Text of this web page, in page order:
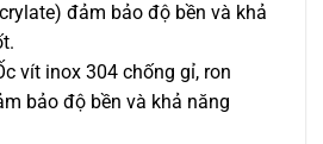
đảm bảo độ bền và khả
vít inox 304 chống gỉ, ron
bảo độ bền và khả năng